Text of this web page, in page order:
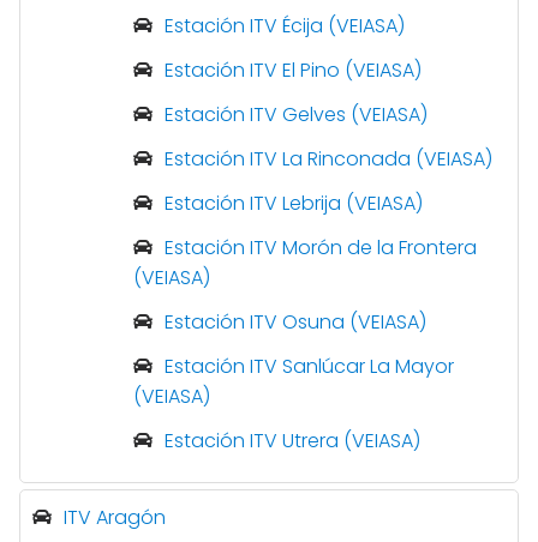
Estación ITV Écija (VEIASA)
Estación ITV El Pino (VEIASA)
Estación ITV Gelves (VEIASA)
Estación ITV La Rinconada (VEIASA)
Estación ITV Lebrija (VEIASA)
Estación ITV Morón de la Frontera
(VEIASA)
Estación ITV Osuna (VEIASA)
Estación ITV Sanlúcar La Mayor
(VEIASA)
Estación ITV Utrera (VEIASA)
ITV Aragón